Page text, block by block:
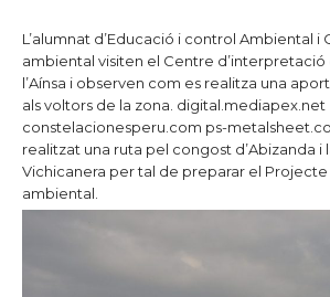
L’alumnat d’Educació i control Ambiental i
ambiental visiten el Centre d’interpretació
l’Aínsa i observen com es realitza una
als voltors de la zona. digital.mediapex.net
constelacionesperu.com ps-
realitzat una ruta pel congost d’Abizanda i
Vichicanera per tal de preparar el Projecte
ambiental.